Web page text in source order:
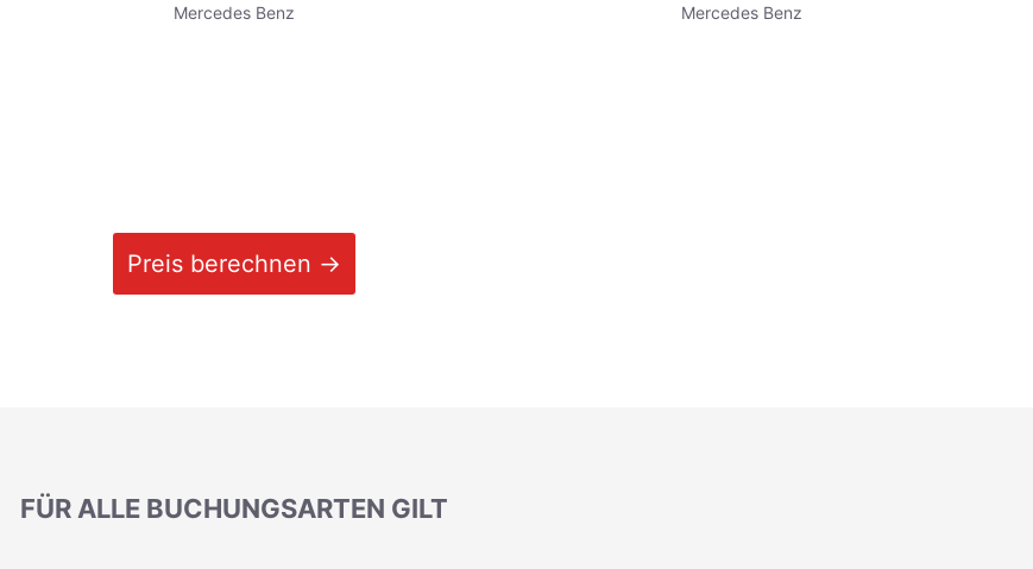
Mercedes Benz
Mercedes Benz
Preis berechnen →
FÜR ALLE BUCHUNGSARTEN GILT